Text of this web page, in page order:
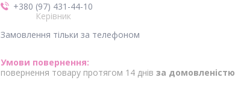
+380 (97) 431-44-10
Керівник
Замовлення тільки за телефоном
повернення товару протягом 14 днів за домовленістю